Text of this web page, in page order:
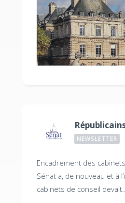
NEWSLETTER
Encadrement des
Sénat a, de nouveau et à
cabinets de conseil